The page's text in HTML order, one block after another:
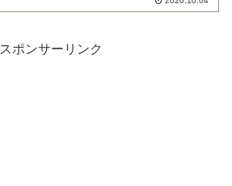
た。轟音がして今にも止まりそうだった
スポンサーリンク